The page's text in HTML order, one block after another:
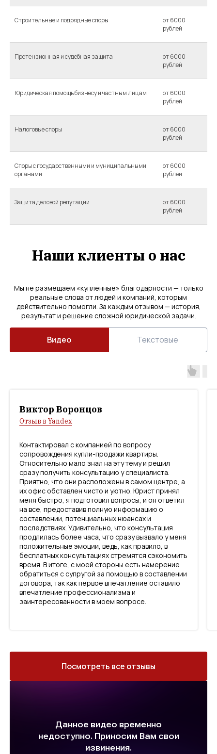
Строительные и подрядные споры
от 6000
рублей
Претензионная и судебная защита
от 6000
рублей
Юридическая помощь бизнесу и частным лицам
от 6000
рублей
Налоговые споры
от 6000
рублей
Споры с государственными и муниципальными
органами
от 6000
рублей
Защита деловой репутации
от 6000
рублей
Наши клиенты о нас
Мы не размещаем «купленные» благодарности — только
реальные слова от людей и компаний, которым
действительно помогли. За каждым отзывом — история,
результат и решение сложной юридической задачи.
Видео Текстовые
Виктор Воронцов
Отзыв в Yandex
Контактировал с компанией по вопросу
сопровождения купли-продажи квартиры.
Относительно мало знал на эту тему и решил
сразу получить консультацию у специалиста.
Приятно, что они расположены в самом центре, а
их офис обставлен чисто и уютно. Юрист принял
меня быстро, я подготовил вопросы, и он ответил
на все, предоставив полную информацию о
составлении, потенциальных нюансах и
последствиях. Удивительно, что консультация
продлилась более часа, что сразу вызвало у меня
положительные эмоции, ведь, как правило, в
бесплатных консультациях стремятся сэкономить
время. В итоге, с моей стороны есть намерение
обратиться с супругой за помощью в составлении
договора, так как первое впечатление оставило
впечатление профессионализма и
заинтересованности в моем вопросе.
Посмотреть все отзывы